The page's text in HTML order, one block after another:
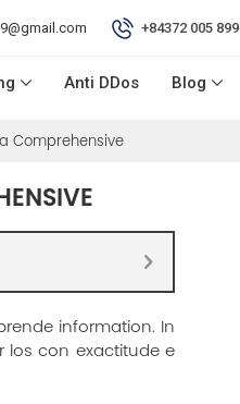
+84372 005 899
Anti DDos Blog
Comprehensive
information. In
los con exactitude e